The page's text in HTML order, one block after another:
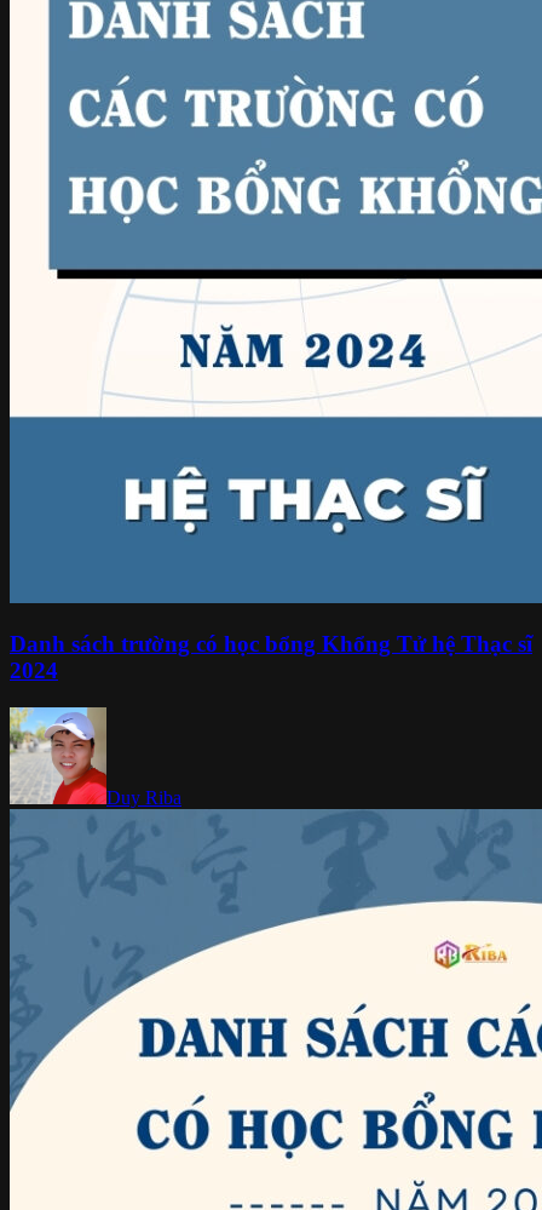
Danh sách trường có học bổng Khổng Tử hệ Thạc sĩ
2024
Duy Riba